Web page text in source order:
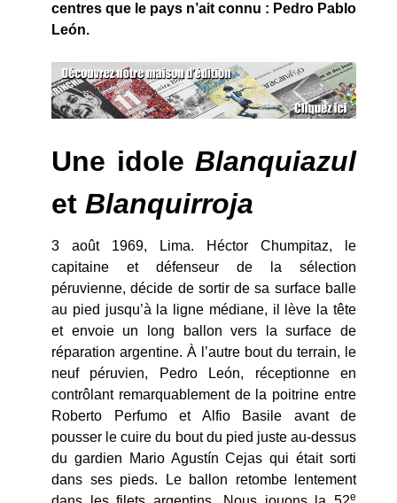
centres que le pays n’ait connu : Pedro Pablo
León.
Une idole Blanquiazul
et Blanquirroja
3 août 1969, Lima. Héctor Chumpitaz, le
capitaine et défenseur de la sélection
péruvienne, décide de sortir de sa surface balle
au pied jusqu’à la ligne médiane, il lève la tête
et envoie un long ballon vers la surface de
réparation argentine. À l’autre bout du terrain, le
neuf péruvien, Pedro León, réceptionne en
contrôlant remarquablement de la poitrine entre
Roberto Perfumo et Alfio Basile avant de
pousser le cuire du bout du pied juste au-dessus
du gardien Mario Agustín Cejas qui était sorti
dans ses pieds. Le ballon retombe lentement
e